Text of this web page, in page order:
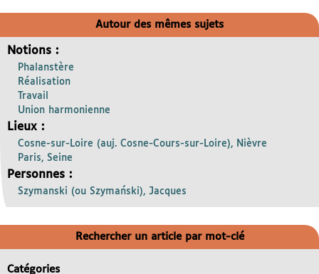
Autour des mêmes sujets
Notions :
Phalanstère
Réalisation
Travail
Union harmonienne
Lieux :
Cosne-sur-Loire (auj. Cosne-Cours-sur-Loire), Nièvre
Paris, Seine
Personnes :
Szymanski (ou Szymański), Jacques
Rechercher un article par mot-clé
Catégories